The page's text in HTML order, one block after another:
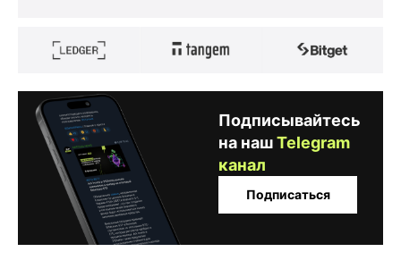
Подписывайтесь
на нашTelegram
канал
Подписаться